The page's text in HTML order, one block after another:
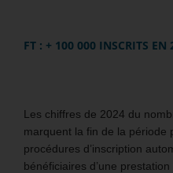
FT : + 100 000 INSCRITS EN
Les chiffres de 2024 du
marquent la fin de la période
procédures d’inscription
bénéficiaires d’une